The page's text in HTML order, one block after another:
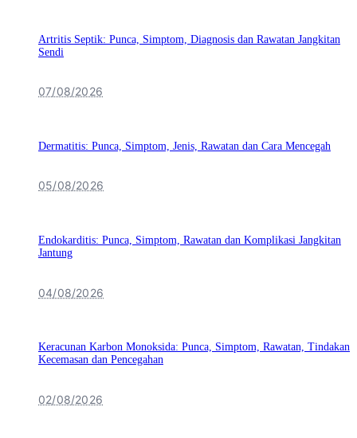
Artritis Septik: Punca, Simptom, Diagnosis dan Rawatan Jangkitan
Sendi
07/08/2026
Dermatitis: Punca, Simptom, Jenis, Rawatan dan Cara Mencegah
05/08/2026
Endokarditis: Punca, Simptom, Rawatan dan Komplikasi Jangkitan
Jantung
04/08/2026
Keracunan Karbon Monoksida: Punca, Simptom, Rawatan, Tindakan
Kecemasan dan Pencegahan
02/08/2026